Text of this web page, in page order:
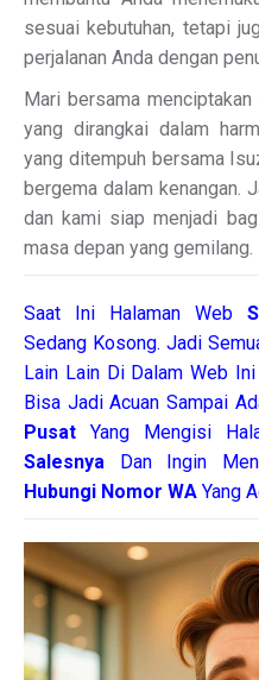
sesuai kebutuhan, tetapi
perjalanan Anda dengan
Mari bersama
yang dirangkai dalam
yang ditempuh bersama
bergema dalam kenangan.
dan kami siap menjadi
masa depan yang gemilang.
Saat Ini Halaman Web
Sedang Kosong. Jadi
Lain Lain Di Dalam Web
Bisa Jadi Acuan Sampai
Pusat Yang Mengisi
Salesnya Dan Ingin
Hubungi Nomor WA Yang